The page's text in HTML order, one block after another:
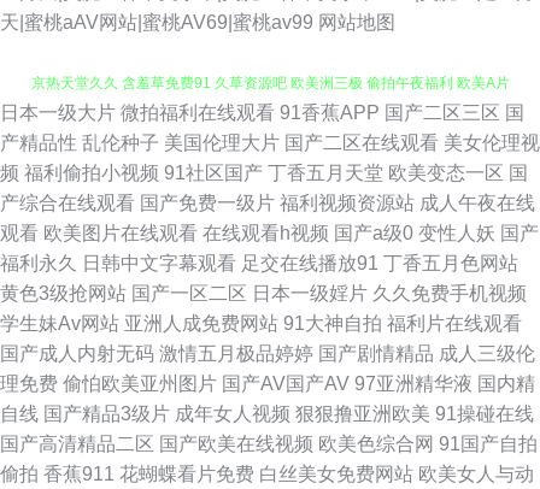
天|蜜桃aAV网站|蜜桃AV69|蜜桃av99 网站地图
69热9 国产青青在线 午夜福利三区免费 91夫妻交换视频 超碰97福利合集 东
京热天堂久久 含羞草免费91 久草资源吧 欧美洲三极 偷拍午夜福利 欧美A片
在线观看 日韩肏屄一线天 伊人大香蕉性爱 91熟女首页 97青青草超碰 国产
11页 激情性爱人妻 另类丝袜诱惑 亚洲欧洲成人另类 97在线观看 成人午夜福
利av 韩国三级A片 老司机色综合 欧美性爱网页 日韩αV 性交综合网 1024国
产毛片 91网站链接 欧洲狠艹 日韩三级片AV 亚洲探花在线观看 美女电影 午
夜福利网成人 91在现免费网站 免费网址91 日本三级人妻 亚洲97色se 91抱
日本一级大片 微拍福利在线观看 91香蕉APP 国产二区三区 国
产精品性 乱伦种子 美国伦理大片 国产二区在线观看 美女伦理视
频 福利偷拍小视频 91社区国产 丁香五月天堂 欧美变态一区 国
产综合在线观看 国产免费一级片 福利视频资源站 成人午夜在线
观看 欧美图片在线观看 在线观看h视频 国产a级0 变性人妖 国产
福利永久
日韩中文字幕观看 足交在线播放91 丁香五月色网站
黄色3级抢网站 国产一区二区 日本一级婬片 久久免费手机视频
学生妹Av网站 亚洲人成免费网站 91大神自拍 福利片在线观看
国产成人内射无码 激情五月极品婷婷 国产剧情精品 成人三级伦
理免费 偷怕欧美亚州图片 国产AV国产AV 97亚洲精华液 国内精
自线 国产精品3级片 成年女人视频 狠狠撸亚洲欧美 91操碰在线
国产高清精品二区 国产欧美在线视频 欧美色综合网 91国产自拍
偷拍 香蕉911 花蝴蝶看片免费 白丝美女免费网站 欧美女人与动